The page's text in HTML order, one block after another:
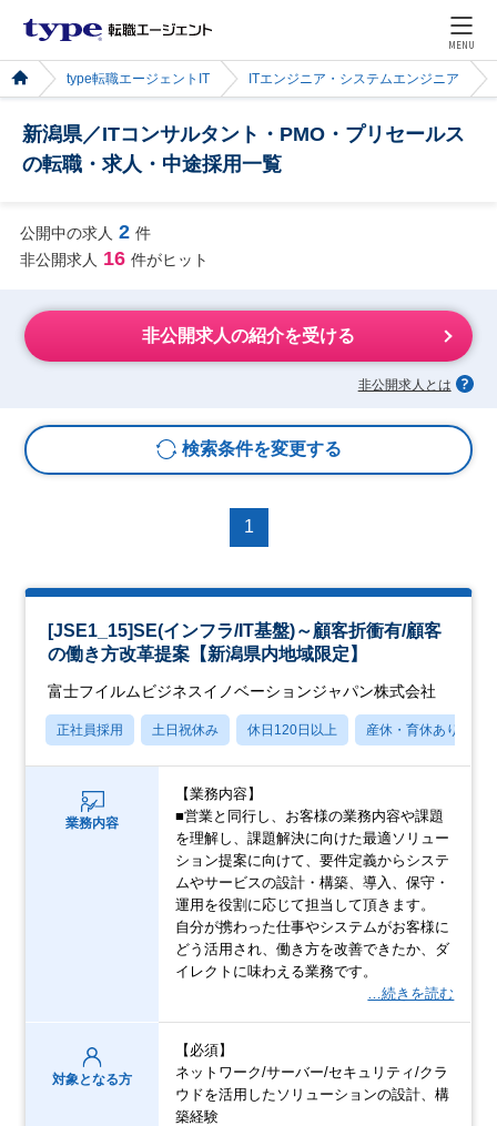
MENU
type転職エージェントIT ITエンジニア・システムエンジニア
新潟県／ITコンサルタント・PMO・プリセールス
の転職・求人・中途採用一覧
公開中の求人 2 件
非公開求人 16 件がヒット
非公開求人の紹介を受ける
非公開求人とは
検索条件を変更する
1
[JSE1_15]SE(インフラ/IT基盤)～顧客折衝有/顧客
の働き方改革提案【新潟県内地域限定】
富士フイルムビジネスイノベーションジャパン株式会社
正社員採用 土日祝休み 休日120日以上 産休・育休あり
業務内容
【業務内容】
■営業と同行し、お客様の業務内容や課題
を理解し、課題解決に向けた最適ソリュー
ション提案に向けて、要件定義からシステ
ムやサービスの設計・構築、導入、保守・
運用を役割に応じて担当して頂きます。
自分が携わった仕事やシステムがお客様に
どう活用され、働き方を改善できたか、ダ
イレクトに味わえる業務です。
…続きを読む
対象となる方
【必須】
ネットワーク/サーバー/セキュリティ/クラ
ウドを活用したソリューションの設計、構
築経験